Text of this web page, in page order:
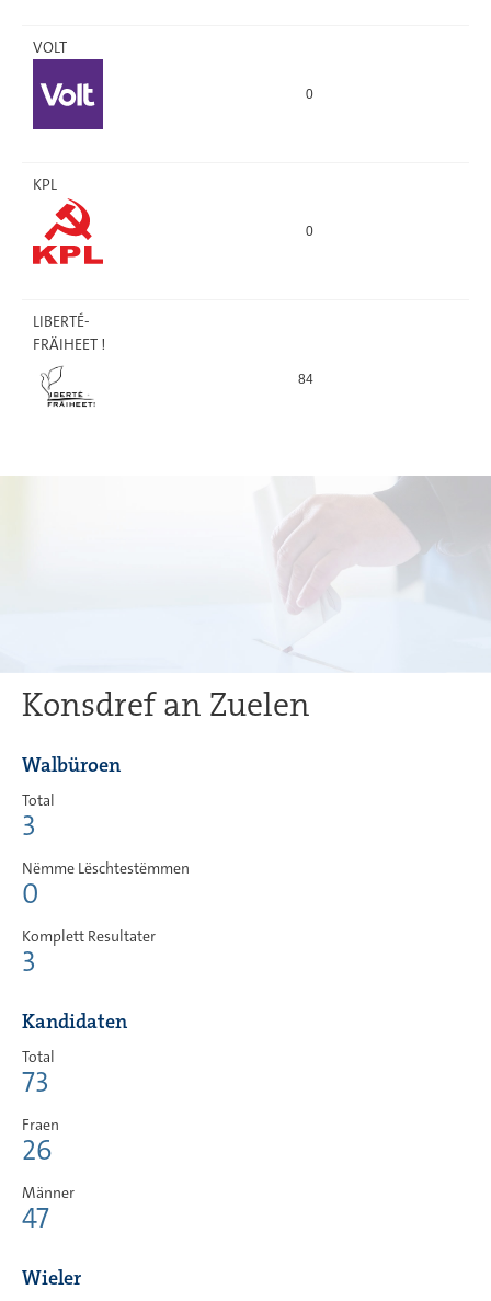
VOLT
0
KPL
0
LIBERTÉ-
FRÄIHEET !
84
Konsdref an Zuelen
Walbüroen
Total
3
Nëmme Lëschtestëmmen
0
Komplett Resultater
3
Kandidaten
Total
73
Fraen
26
Männer
47
Wieler